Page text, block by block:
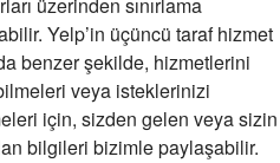
üzerinden sınırlama
Yelp’in üçüncü taraf hizmet
benzer şekilde, hizmetlerini
veya isteklerinizi
için, sizden gelen veya sizin
bilgileri bizimle paylaşabilir.